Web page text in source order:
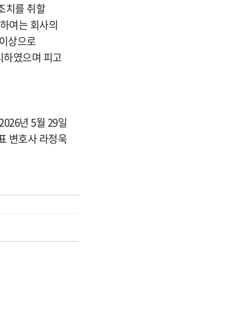
치를 취할
여는 회사의
상으로
였으며 피고
년 5월 29일
변호사 라정욱